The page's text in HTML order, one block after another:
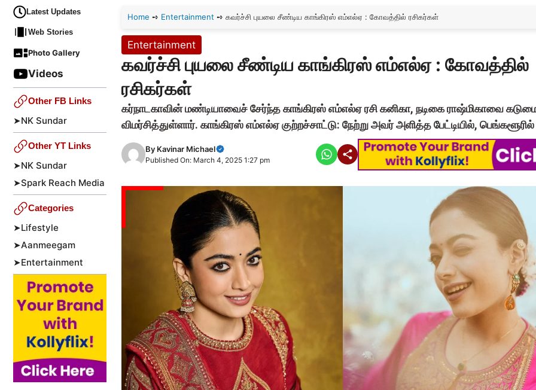
Home ➺ Entertainment ➺ கவர்ச்சி புயலை சீண்டிய காங்கிரஸ் எம்எல்ஏ : கோவத்தில் ரசிகர்கள்
Entertainment
கவர்ச்சி புயலை சீண்டிய காங்கிரஸ் எம்எல்ஏ : கோவத்தில்
ரசிகர்கள்
கர்நாடகாவின் மண்டியாவைச் சேர்ந்த காங்கிரஸ் எம்எல்ஏ ரசி கனிகா, நடிகை ராஷ்மிகாவை
விமர்சித்துள்ளார். காங்கிரஸ் எம்எல்ஏ குற்றச்சாட்டு: நேற்று அவர் அளித்த பேட்டியில்,
By Kavinar Michael
Published On: March 4, 2025 1:27 pm
Latest Updates
Web Stories
Photo Gallery
Videos
Other FB Links
➤NK Sundar
Other YT Links
➤NK Sundar
➤Spark Reach Media
Categories
➤Lifestyle
➤Aanmeegam
➤Entertainment